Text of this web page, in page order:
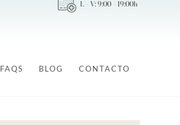
L - V: 9:00 - 19:00h
FAQS BLOG CONTACTO